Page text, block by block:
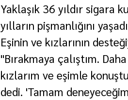
Yaklaşık 36 yıldır sigara
yılların pişmanlığını
Eşinin ve kızlarının
"Bırakmaya çalıştım.
kızlarım ve eşimle
dedi. 'Tamam